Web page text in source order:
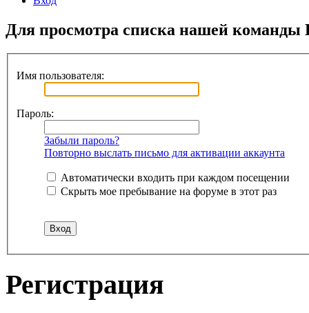
Для просмотра списка нашей
Имя пользователя:
Пароль:
Забыли пароль?
Повторно выслать письмо для активации аккаунта
Автоматически входить при каждом посещении
Скрыть мое пребывание на форуме в этот раз
Регистрация